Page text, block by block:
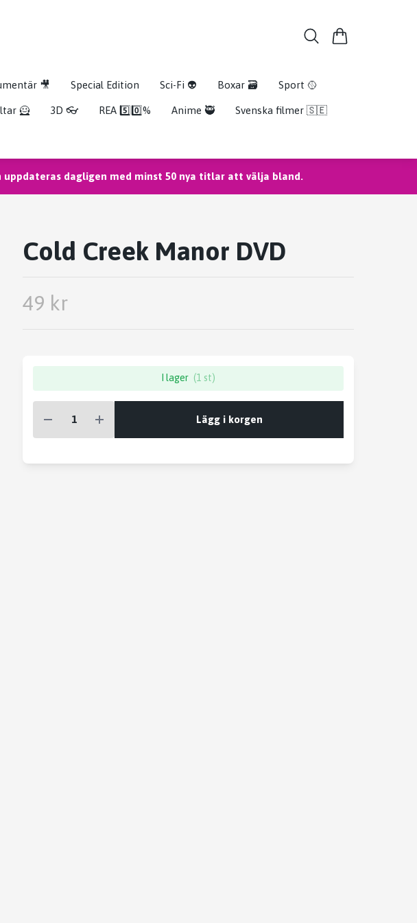
🎥 Special Edition Sci-Fi 👽 Boxar 🗃️ Sport 🥎
🦸 3D 👓 REA 5️⃣0️⃣% Anime 🥷 Svenska filmer 🇸🇪
dagligen med minst 50 nya titlar att välja bland.
Cold Creek Manor DVD
49 kr
I lager (1 st)
Lägg i korgen